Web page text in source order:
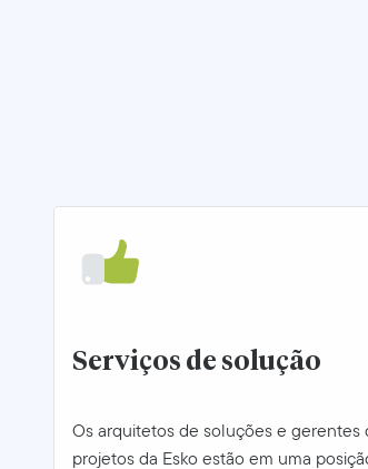
Serviços de solução
Os arquitetos de soluções e gerentes
projetos da Esko estão em uma